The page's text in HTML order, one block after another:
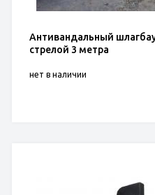
Антивандальный
стрелой 3 метра
нет в наличии